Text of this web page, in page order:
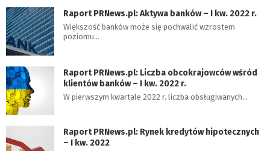
Raport PRNews.pl: Aktywa banków – I kw. 2022 r.
Większość banków może się pochwalić wzrostem
poziomu…
Raport PRNews.pl: Liczba obcokrajowców wśród
klientów banków – I kw. 2022 r.
W pierwszym kwartale 2022 r. liczba obsługiwanych…
Raport PRNews.pl: Rynek kredytów hipotecznych
– I kw. 2022